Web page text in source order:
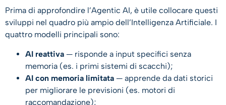
Prima di approfondire l’Agentic AI, è utile collocare questi
sviluppi nel quadro più ampio dell’Intelligenza Artificiale. I
quattro modelli principali sono:
AI reattiva — risponde a input specifici senza
memoria (es. i primi sistemi di scacchi);
AI con memoria limitata — apprende da dati storici
per migliorare le previsioni (es. motori di
raccomandazione);